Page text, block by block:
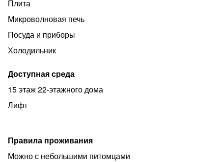
- плита, микроволновка, чайник, кофемашина,
холодильник;
- набор посуды и вся необходимая утварь;
- чай, кофе, соль, сахар.
- душевая, стиральная машина, фен;
- гель для душа, шампунь, мыло.
Инфраструктура:
- парк имени С. Федорова;
- экологический парк Лихоборка;
Плита
Микроволновая печь
Посуда и приборы
Холодильник
Доступная среда
15 этаж 22-этажного дома
Лифт
Правила проживания
Можно с небольшими питомцами